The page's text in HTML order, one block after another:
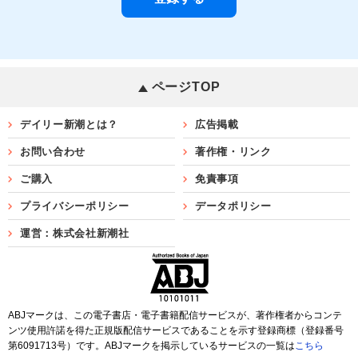
ページTOP
デイリー新潮とは？ 広告掲載
お問い合わせ 著作権・リンク
ご購入 免責事項
プライバシーポリシー データポリシー
運営：株式会社新潮社
ABJマークは、この電子書店・電子書籍配信サービスが、著作権者からコンテ
ンツ使用許諾を得た正規版配信サービスであることを示す登録商標（登録番号
第6091713号）です。ABJマークを掲示しているサービスの一覧は こちら